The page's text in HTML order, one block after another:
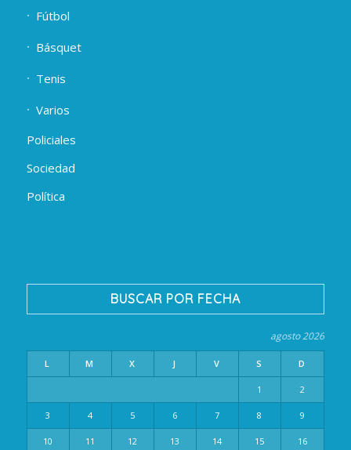
Fútbol
Básquet
Tenis
Varios
Policiales
Sociedad
Política
BUSCAR POR FECHA
agosto 2026
L M X J V S D
1 2
3 4 5 6 7 8 9
10 11 12 13 14 15 16